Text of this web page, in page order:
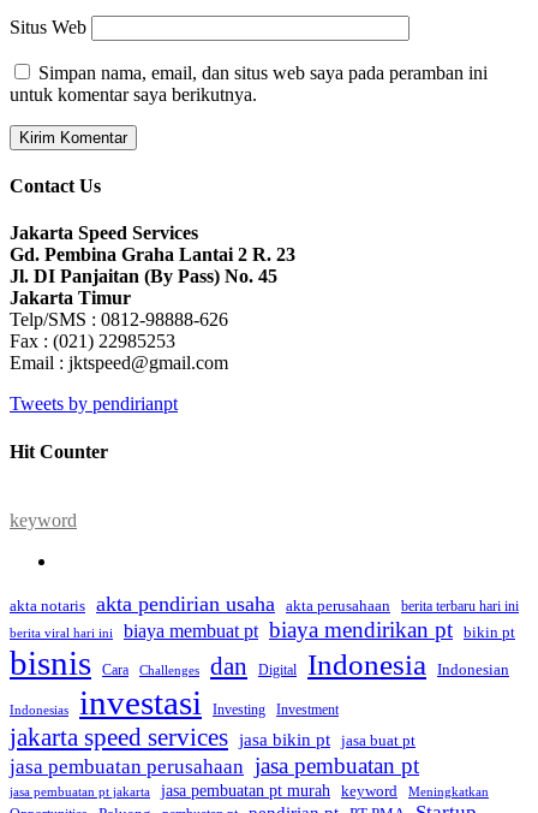
Situs Web
Simpan nama, email, dan situs web saya pada peramban ini
untuk komentar saya berikutnya.
Contact Us
Jakarta Speed Services
Gd. Pembina Graha Lantai 2 R. 23
Jl. DI Panjaitan (By Pass) No. 45
Jakarta Timur
Telp/SMS : 0812-98888-626
Fax : (021) 22985253
Email : jktspeed@gmail.com
Tweets by pendirianpt
Hit Counter
keyword
akta notaris akta pendirian usaha akta perusahaan berita terbaru hari ini
berita viral hari ini biaya membuat pt biaya mendirikan pt bikin pt
bisnis Cara Challenges dan Digital Indonesia Indonesian
Indonesias investasi Investing Investment
jakarta speed services jasa bikin pt jasa buat pt
jasa pembuatan perusahaan jasa pembuatan pt
jasa pembuatan pt jakarta jasa pembuatan pt murah keyword Meningkatkan